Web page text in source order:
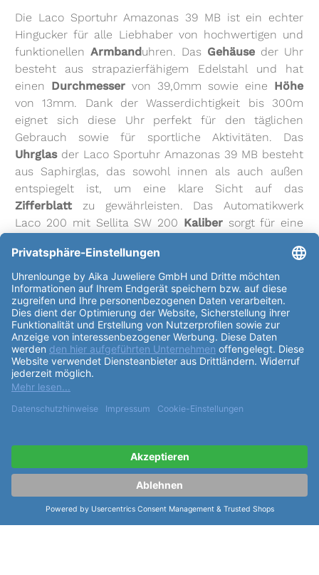
Die Laco Sportuhr Amazonas 39 MB ist ein echter
Hingucker für alle Liebhaber von hochwertigen und
funktionellenArmbanduhren. Das Gehäuse der Uhr
besteht aus strapazierfähigem Edelstahl und hat
einen Durchmesser von 39,0mm sowie eine Höhe
von 13mm. Dank der Wasserdichtigkeit bis 300m
eignet sich diese Uhr perfekt für den täglichen
Gebrauch sowie für sportliche Aktivitäten. Das
Uhrglasder Laco Sportuhr Amazonas 39 MB besteht
aus Saphirglas, das sowohl innen als auch außen
entspiegelt ist, um eine klare Sicht auf das
Zifferblatt zu gewährleisten. Das Automatikwerk
Laco 200 mit Sellita SW 200 Kaliber sorgt für eine
Elaboré hergestellt. DasZifferblatt
der Uhr ist in
schwarz gehalten und trägt stolz das Laco Logo
sowie den Schriftzug "Made in Germany". Die Indexe
desZifferblatts sind in einem auffälligen Grün
gehalten, was der Uhr eine moderne Note verleiht.
DasArmbandder Laco Sportuhr Amazonas 39 MB
besteht ebenfalls aus Edelstahl und hat eine Länge
von 47,5mm. Die
einen Armumfang von 15-21cm. Die Uhr verfügt über
verschiedeneFunktionenwie eine dunkle
Leuchtmasse Superluminova und einen weißen
lackierten Sekundenzeiger, ebenfalls mit
Leuchtmasse belegt. Die Krone befindet sich rechts
und sorgt für eine einfache Einstellung der Uhrzeit.
Die Laco Sportuhr Amazonas 39 MB vereint Qualität,